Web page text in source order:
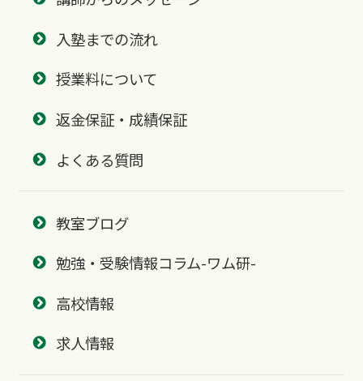
入塾までの流れ
授業料について
返金保証・成績保証
よくある質問
教室ブログ
勉強・受験情報コラム-ワム研-
高校情報
求人情報